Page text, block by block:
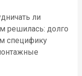
ли
решилась: долго
специфику